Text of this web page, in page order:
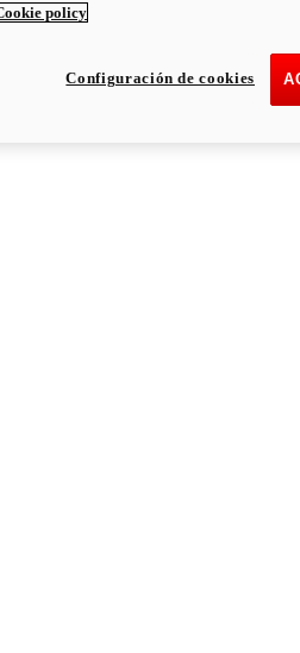
policy
Configuración de cookies